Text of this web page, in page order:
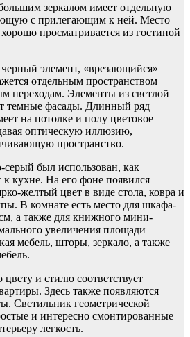
зеркалом имеет отдельную
с прилегающим к ней. Место
просматривается из гостиной
элемент, «врезающийся»
отдельным пространством
переходам. Элементы из светлой
темные фасады. Длинный ряд
на потолке и полу цветовое
оптическую иллюзию,
пространство.
серый был использован, как
к кухне. На его фоне появился
желтый цвет в виде стола, ковра и
В комнате есть место для шкафа-
а также для книжного мини-
увеличения площади
мебель, шторы, зеркало, а также
и стилю соответствует
Здесь также появляются
Светильник геометрической
и интересно смонтированные
легкость.